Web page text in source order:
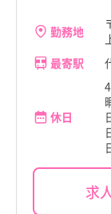
勤務地
最寄駅
休日
求